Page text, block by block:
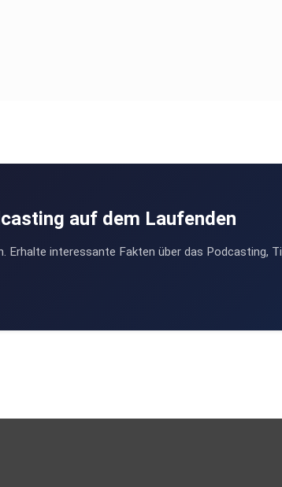
auf dem Laufenden
Erhalte interessante Fakten über das Podcasting,